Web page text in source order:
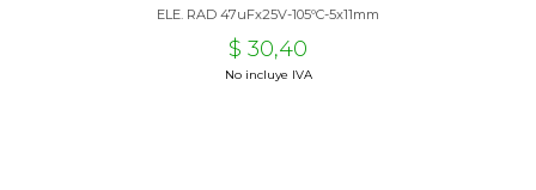
ELE. RAD 47uFx25V-105ºC-5x11mm
$ 30,40
No incluye IVA